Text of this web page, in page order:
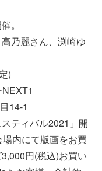
。
乃麗さん、渕崎ゆ
)
14-1
ティバル2021」開
内にて版画をお買
円(税込)お買い